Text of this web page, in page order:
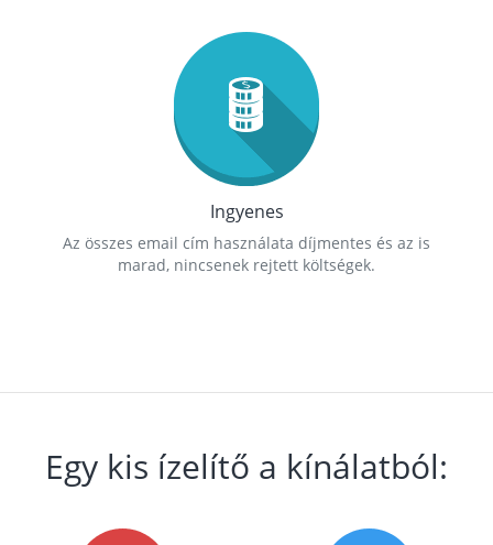
Ingyenes
Az összes email cím használata díjmentes és az is
marad, nincsenek rejtett költségek.
Egy kis ízelítő a kínálatból: